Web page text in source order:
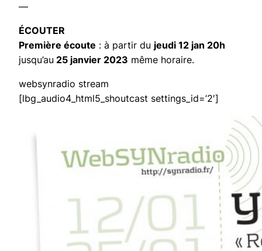
—
ÉCOUTER
Première écoute : à partir du jeudi 12 jan 20h
jusqu’au 25 janvier 2023 même horaire.
websynradio stream
[lbg_audio4_html5_shoutcast settings_id=’2′]